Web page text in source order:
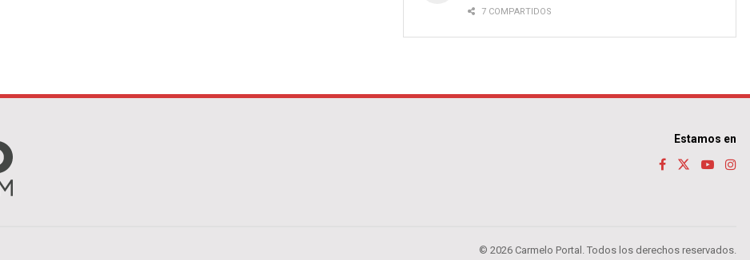
7 COMPARTIDOS
Estamos en
© 2026 Carmelo Portal. Todos los derechos reservados.